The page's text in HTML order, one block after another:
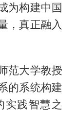
为构建中国
，真正融入
范大学教授
的系统构建
实践智慧之